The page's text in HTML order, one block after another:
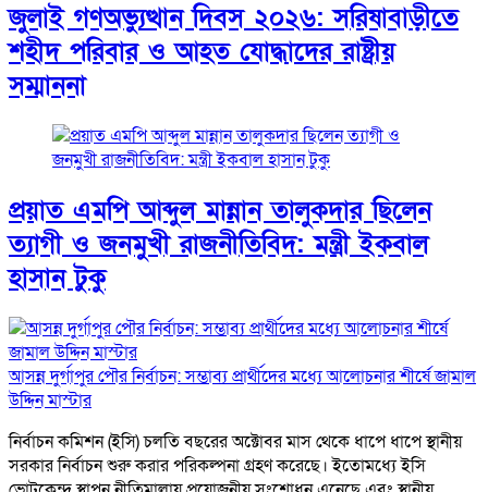
জুলাই গণঅভ্যুত্থান দিবস ২০২৬: সরিষাবাড়ীতে
শহীদ পরিবার ও আহত যোদ্ধাদের রাষ্ট্রীয়
সম্মাননা
প্রয়াত এমপি আব্দুল মান্নান তালুকদার ছিলেন
ত্যাগী ও জনমুখী রাজনীতিবিদ: মন্ত্রী ইকবাল
হাসান টুকু
আসন্ন দুর্গাপুর পৌর নির্বাচন: সম্ভাব্য প্রার্থীদের মধ্যে আলোচনার শীর্ষে জামাল
উদ্দিন মাস্টার
নির্বাচন কমিশন (ইসি) চলতি বছরের অক্টোবর মাস থেকে ধাপে ধাপে স্থানীয়
সরকার নির্বাচন শুরু করার পরিকল্পনা গ্রহণ করেছে। ইতোমধ্যে ইসি